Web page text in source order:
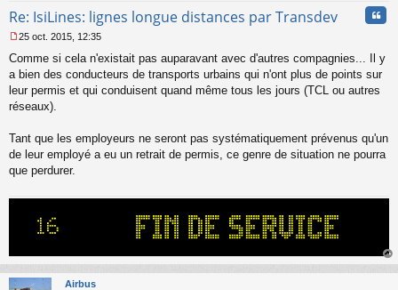
Re: IsiLines: lignes longue distances par Transdev
e
s
s
g
n
o
n
25 oct. 2015, 12:35
Comme si cela n'existait pas auparavant avec d'autres compagnies... Il y
a bien des conducteurs de transports urbains qui n'ont plus de points sur
leur permis et qui conduisent quand même tous les jours (TCL ou autres
réseaux).
Tant que les employeurs ne seront pas systématiquement prévenus qu'un
de leur employé a eu un retrait de permis, ce genre de situation ne pourra
que perdurer.
au
Airbus